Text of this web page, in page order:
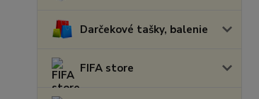
Darčekové tašky, balenie
FIFA store